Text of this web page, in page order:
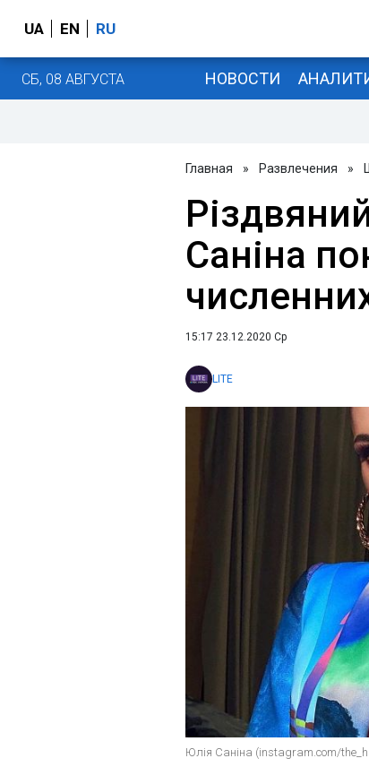
UA EN RU
СБ, 08 АВГУСТА НОВОСТИ
Главная » Развлечения »
Саніна
15:17 23.12.2020 Ср
LITE
Юлія Саніна (instagram.com/